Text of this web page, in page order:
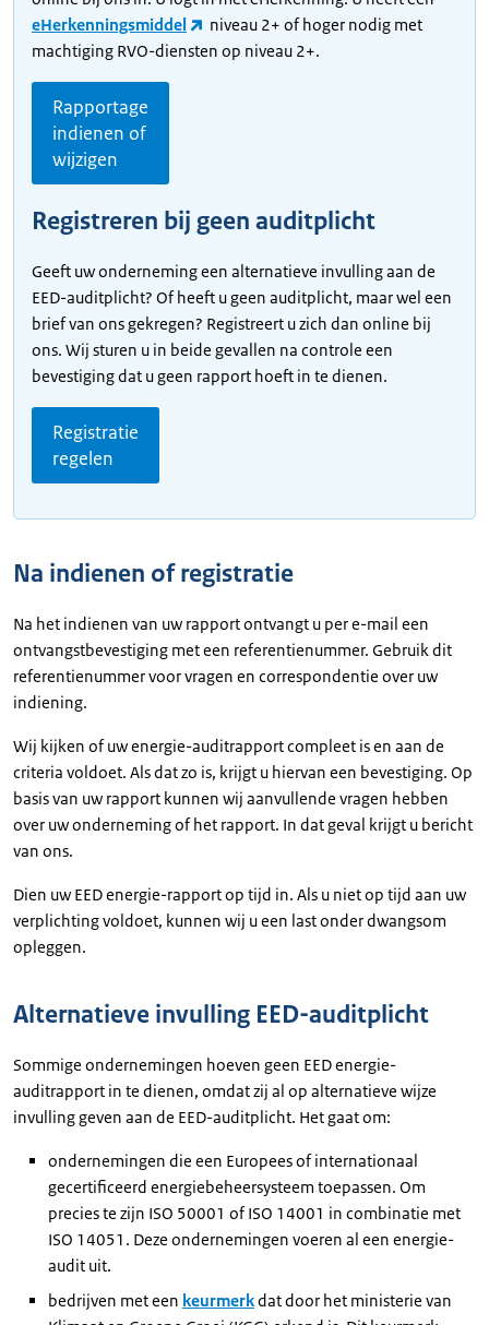
eHerkenningsmiddel
niveau 2+ of hoger nodig met
machtiging RVO-diensten op niveau 2+.
Rapportage
indienen of
wijzigen
Registreren bij geen auditplicht
Geeft uw onderneming een alternatieve invulling aan de
EED-auditplicht? Of heeft u geen auditplicht, maar wel een
brief van ons gekregen? Registreert u zich dan online bij
ons. Wij sturen u in beide gevallen na controle een
bevestiging dat u geen rapport hoeft in te dienen.
Registratie
regelen
Na indienen of registratie
Na het indienen van uw rapport ontvangt u per e-mail een
ontvangstbevestiging met een referentienummer. Gebruik dit
referentienummer voor vragen en correspondentie over uw
indiening.
Wij kijken of uw energie-auditrapport compleet is en aan de
criteria voldoet. Als dat zo is, krijgt u hiervan een bevestiging. Op
basis van uw rapport kunnen wij aanvullende vragen hebben
over uw onderneming of het rapport. In dat geval krijgt u bericht
van ons.
Dien uw EED energie-rapport op tijd in. Als u niet op tijd aan uw
verplichting voldoet, kunnen wij u een last onder dwangsom
opleggen.
Alternatieve invulling EED-auditplicht
Sommige ondernemingen hoeven geen EED energie-
auditrapport in te dienen, omdat zij al op alternatieve wijze
invulling geven aan de EED-auditplicht. Het gaat om:
ondernemingen die een Europees of internationaal
gecertificeerd energiebeheersysteem toepassen. Om
precies te zijn ISO 50001 of ISO 14001 in combinatie met
ISO 14051. Deze ondernemingen voeren al een energie-
audit uit.
bedrijven met een keurmerkdat door het ministerie van